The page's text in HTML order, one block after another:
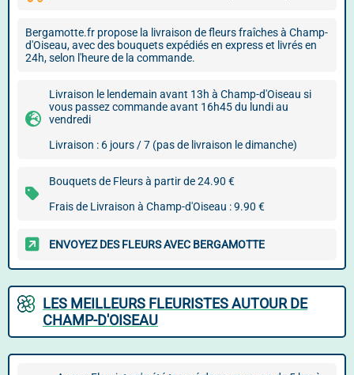
Bergamotte.fr propose la livraison de fleurs fraîches à Champ-
d'Oiseau, avec des bouquets expédiés en express et livrés en
24h, selon l'heure de la commande.
Livraison le lendemain avant 13h à Champ-d'Oiseau si
vous passez commande avant 16h45 du lundi au
vendredi
Livraison : 6 jours / 7 (pas de livraison le dimanche)
Bouquets de Fleurs à partir de 24.90 €
Frais de Livraison à Champ-d'Oiseau : 9.90 €
ENVOYEZ DES FLEURS AVEC BERGAMOTTE
LES MEILLEURS FLEURISTES AUTOUR DE
CHAMP-D'OISEAU